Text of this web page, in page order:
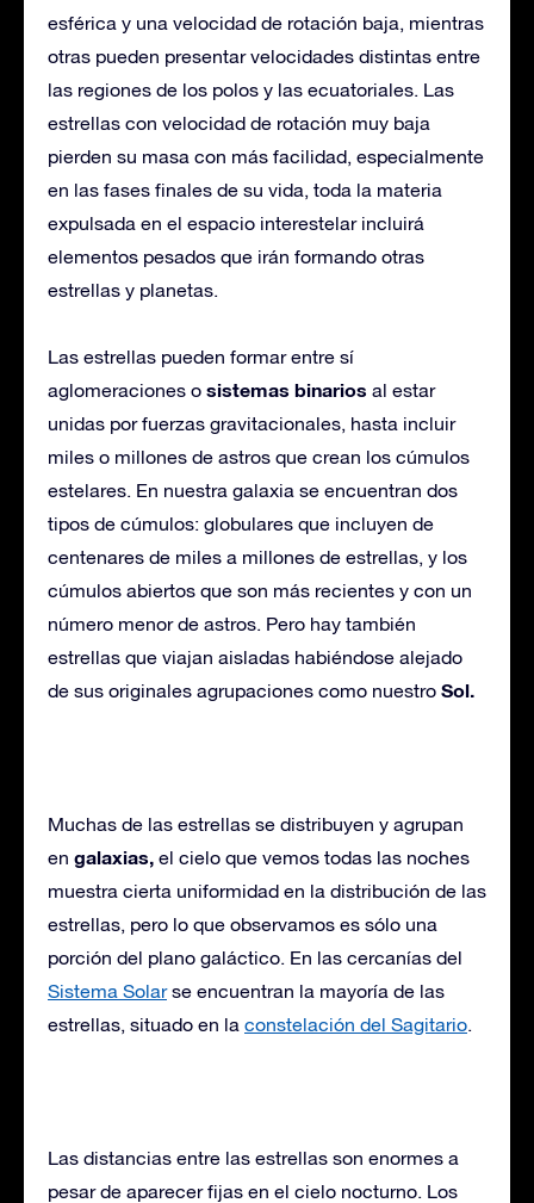
esférica y una velocidad de rotación baja, mientras
otras pueden presentar velocidades distintas entre
las regiones de los polos y las ecuatoriales. Las
estrellas con velocidad de rotación muy baja
pierden su masa con más facilidad, especialmente
en las fases finales de su vida, toda la materia
expulsada en el espacio interestelar incluirá
elementos pesados que irán formando otras
estrellas y planetas.
Las estrellas pueden formar entre sí
aglomeraciones o sistemas binarios al estar
unidas por fuerzas gravitacionales, hasta incluir
miles o millones de astros que crean los cúmulos
estelares. En nuestra galaxia se encuentran dos
tipos de cúmulos: globulares que incluyen de
centenares de miles a millones de estrellas, y los
cúmulos abiertos que son más recientes y con un
número menor de astros. Pero hay también
estrellas que viajan aisladas habiéndose alejado
de sus originales agrupaciones como nuestro Sol.
Muchas de las estrellas se distribuyen y agrupan
en galaxias, el cielo que vemos todas las noches
muestra cierta uniformidad en la distribución de las
estrellas, pero lo que observamos es sólo una
porción del plano galáctico. En las cercanías del
Sistema Solarse encuentran la mayoría de las
estrellas, situado en la constelación del Sagitario.
Las distancias entre las estrellas son enormes a
pesar de aparecer fijas en el cielo nocturno. Los